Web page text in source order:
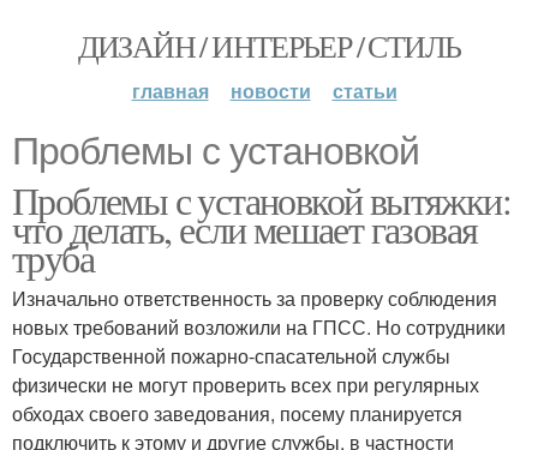
ДИЗАЙН / ИНТЕРЬЕР / СТИЛЬ
главная новости статьи
Проблемы с установкой
Проблемы с установкой вытяжки:
что делать, если мешает газовая
труба
Изначально ответственность за проверку соблюдения
новых требований возложили на ГПСС. Но сотрудники
Государственной пожарно-спасательной службы
физически не могут проверить всех при регулярных
обходах своего заведования, посему планируется
подключить к этому и другие службы, в частности